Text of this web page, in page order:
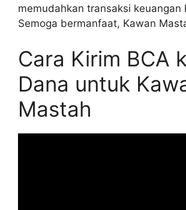
memudahkan transaksi keuangan
Semoga bermanfaat, Kawan
Cara Kirim BCA
Dana untuk
Mastah